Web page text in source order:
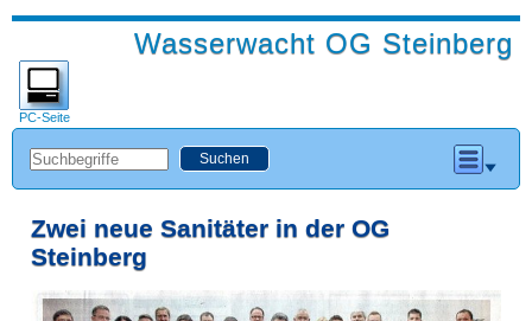
Wasserwacht OG Steinberg
PC-Seite
Zwei neue Sanitäter in der OG
Steinberg